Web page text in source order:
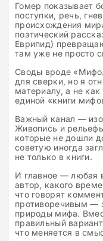
Гомер показывает
поступки, речь,
происхождения
поэтический
Еврипид)
там уже не просто
Своды вроде
для сверки, но я
материалу, а не как
единой «книги
Важный канал —
Живопись и
которые не дошли
советую иногда
не только в книги.
И главное — любая
автор, какого
что говорят
противоречивым —
природы мифа.
правильный
что меняется в